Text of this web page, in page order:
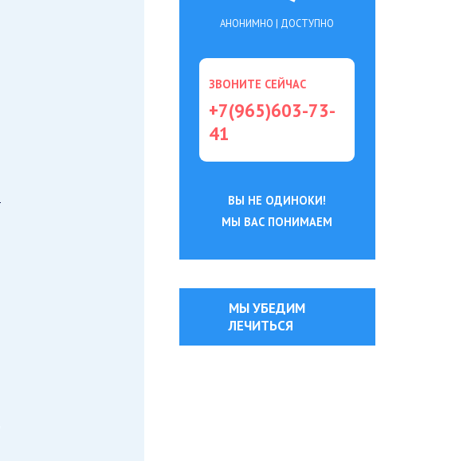
АНОНИМНО | ДОСТУПНО
ЗВОНИТЕ СЕЙЧАС
+7(965)603-73-
41
ВЫ НЕ ОДИНОКИ!
МЫ ВАС ПОНИМАЕМ
МЫ УБЕДИМ
ЛЕЧИТЬСЯ